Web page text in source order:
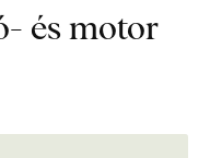
és motor